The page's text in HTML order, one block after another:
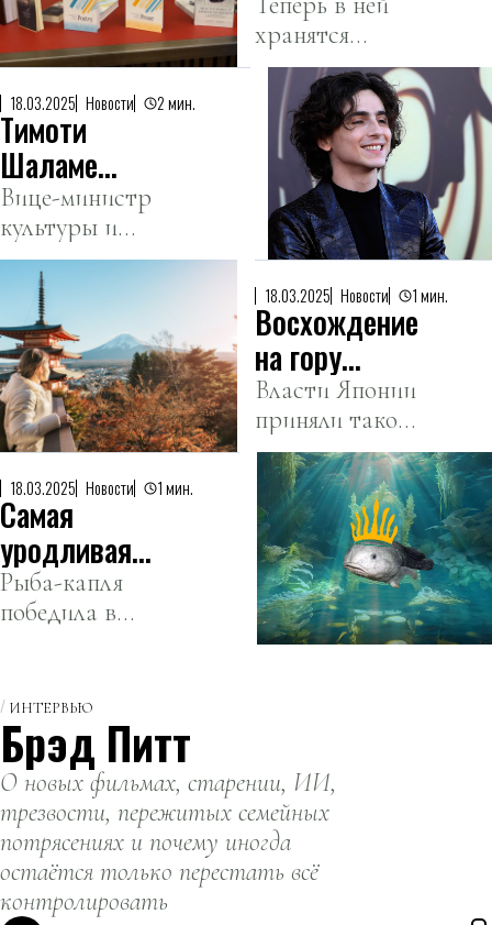
монумент.
пополнилась
книгами
казахских
мыслителей
хранятся
произведения
Абая,
Уалиханова и
других видных
мыслителей и
композиторов
Казахстана.
18.03.2025 Новости 2 мин.
Тимоти
Шаламе
цитировали в
правительстве
Казахстана
Вице-министр
культуры и
информации
ответил на
вопрос о
влиянии
искусственного
интеллекта
цитатой актера.
18.03.2025 Новости 1 мин.
Восхождение
на гору
Фудзи
станет
платным
Власти Японии
приняли такое
решение в
связи с
рекордным
наплывом
туристов.
18.03.2025 Новости 1 мин.
Самая
уродливая
рыба
завоевала
Новой
Зеландии
Рыба-капля
победила в
года 2025».
ИНТЕРВЬЮ
Брэд Питт
О новых фильмах, старении, ИИ,
трезвости, пережитых семейных
потрясениях и почему иногда
остаётся только перестать всё
контролировать